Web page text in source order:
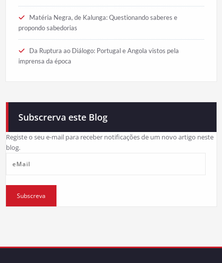
Matéria Negra, de Kalunga: Questionando saberes e
propondo sabedorias
Da Ruptura ao Diálogo: Portugal e Angola vistos pela
imprensa da época
Subscrerva este Blog
Registe o seu e-mail para receber notificações de um novo artigo neste
blog.
Subscreva